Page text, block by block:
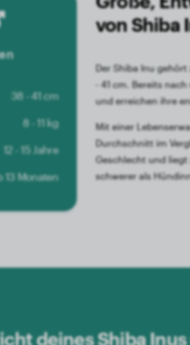
38 - 41 cm
8 - 11 kg
12 - 15 Jahre
13 Monaten
von Shiba
Der Shiba Inu
- 41 cm. Bereits
und erreichen ihre
Mit einer
Durchschnitt im
Geschlecht und liegt
schwerer als
deines Shiba